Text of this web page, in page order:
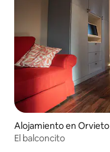
Alojamiento en Orvieto
El balconcito